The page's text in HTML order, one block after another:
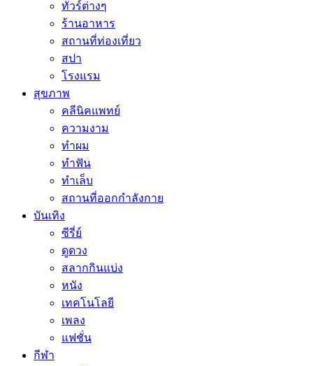
ทัวร์ต่างๆ
ร้านอาหาร
สถานที่ท่องเที่ยว
สปา
โรงแรม
สุขภาพ
คลีนิคแพทย์
ความงาม
ทำผม
ทำฟัน
ทำเล็บ
สถานที่ออกกำลังกาย
บันเทิง
ซีรี่ย์
ดูดวง
สลากกินแบ่ง
หนัง
เทคโนโลยี
เพลง
แฟชั่น
กีฬา